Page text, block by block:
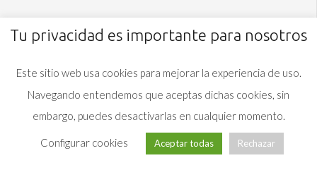
Tu privacidad es importante para nosotros
Este sitio web usa cookies para mejorar la experiencia de uso.
Navegando entendemos que aceptas dichas cookies, sin
embargo, puedes desactivarlas en cualquier momento.
Configurar cookies Aceptar todas Rechazar